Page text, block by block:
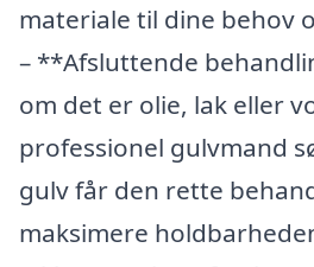
materiale til dine behov
– **Afsluttende
om det er olie, lak eller
professionel gulvmand
gulv får den rette
maksimere